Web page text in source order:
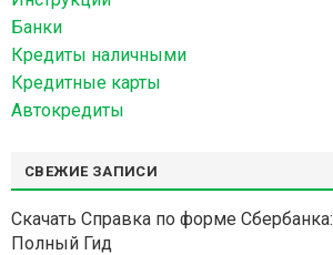
Банки
Кредиты наличными
Кредитные карты
Автокредиты
СВЕЖИЕ ЗАПИСИ
Скачать Справка по форме Сбербанка:
Полный Гид